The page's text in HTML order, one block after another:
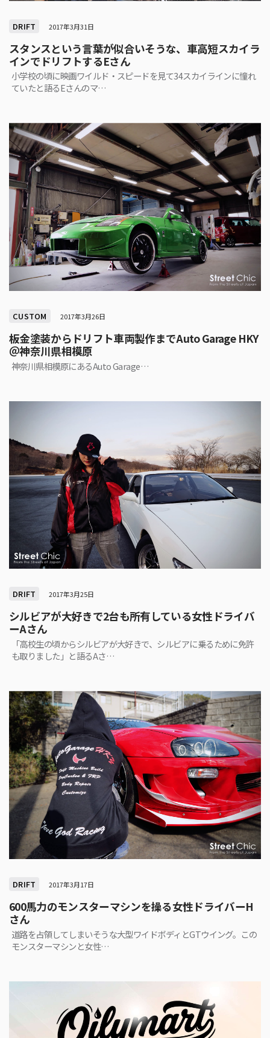
DRIFT 2017年3月31日
スタンスという言葉が似合いそうな、車高短スカイラ
インでドリフトするEさん
小学校の頃に映画ワイルド・スピードを見て34スカイラインに憧れ
ていたと語るEさんのマ…
CUSTOM 2017年3月26日
板金塗装からドリフト車両製作までAuto Garage HKY
＠神奈川県相模原
神奈川県相模原にあるAuto Garage…
DRIFT 2017年3月25日
シルビアが大好きで2台も所有している女性ドライバ
ーAさん
「高校生の頃からシルビアが大好きで、シルビアに乗るために免許
も取りました」と語るAさ…
DRIFT 2017年3月17日
600馬力のモンスターマシンを操る女性ドライバーH
さん
道路を占領してしまいそうな大型ワイドボディとGTウイング。この
モンスターマシンと女性…